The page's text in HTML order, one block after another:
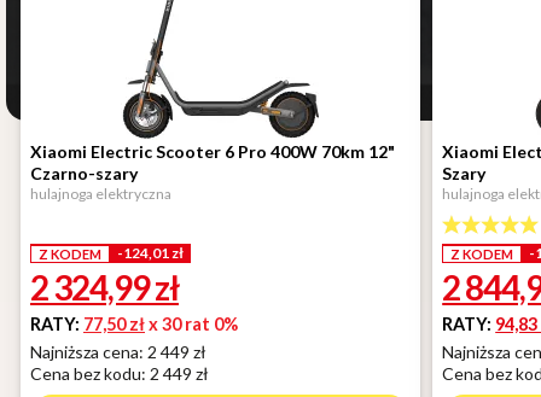
Xiaomi Electric Scooter 6 Pro 400W 70km 12"
Czarno-szary
hulajnoga elektryczna
Z KODEM -124,01 zł
2 324,99zł
RATY: 77,50 złx 30 rat 0%
Najniższa cena: 2 449 zł
Cena bez kodu: 2 449 zł
Xiaomi
Szary
hulajnoga
Z KODEM -
2
RATY: 94,83
Najniższa
Cena bez